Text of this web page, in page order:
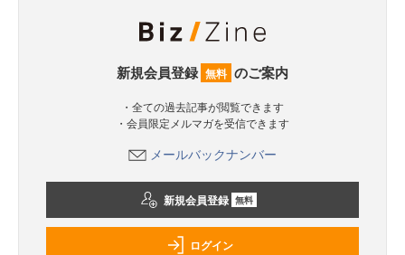
新規会員登録 無料 のご案内
・全ての過去記事が閲覧できます
・会員限定メルマガを受信できます
メールバックナンバー
新規会員登録 無料
ログイン